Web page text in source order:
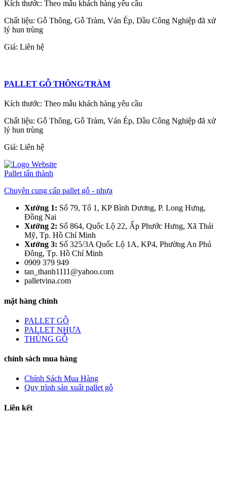
Kích thước: Theo mẫu khách hàng yêu cầu
Chất liệu: Gỗ Thông, Gỗ Tràm, Ván Ép, Dầu Công Nghiệp đã xử
lý hun trùng
Giá: Liên hệ
PALLET GỖ THÔNG/TRÀM
Kích thước: Theo mẫu khách hàng yêu cầu
Chất liệu: Gỗ Thông, Gỗ Tràm, Ván Ép, Dầu Công Nghiệp đã xử
lý hun trùng
Giá: Liên hệ
Pallet tấn thành
Chuyên cung cấp pallet gỗ - nhựa
Xưởng 1: Số 79, Tổ 1, KP Bình Dương, P. Long Hưng,
Đồng Nai
Xưởng 2: Số 864, Quốc Lộ 22, Ấp Phước Hưng, Xã Thái
Mỹ, Tp. Hồ Chí Minh
Xưởng 3: Số 325/3A Quốc Lộ 1A, KP4, Phường An Phú
Đông, Tp. Hồ Chí Minh
0909 379 949
tan_thanh1111@yahoo.com
palletvina.com
mặt hàng chính
PALLET GỖ
PALLET NHỰA
THÙNG GỖ
chính sách mua hàng
Chính Sách Mua Hàng
Quy trình sản xuất pallet gỗ
Liên kết